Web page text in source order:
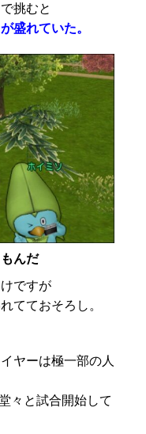
挑むと
盛れていた。
んだ
ですが
てておそろし。
ヤーは極一部の人
々と試合開始して